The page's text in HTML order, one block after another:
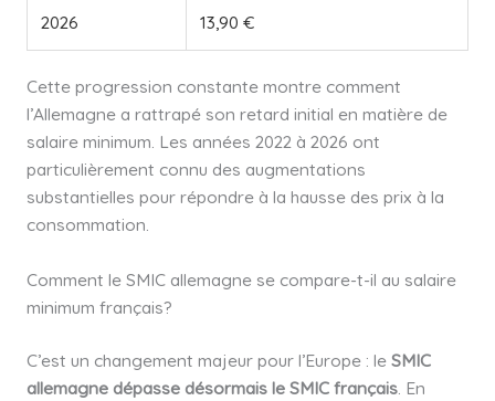
2026 13,90 €
Cette progression constante montre comment
l’Allemagne a rattrapé son retard initial en matière de
salaire minimum. Les années 2022 à 2026 ont
particulièrement connu des augmentations
substantielles pour répondre à la hausse des prix à la
consommation.
Comment le SMIC allemagne se compare-t-il au salaire
minimum français?
C’est un changement majeur pour l’Europe : le SMIC
allemagne dépasse désormais le SMIC français. En